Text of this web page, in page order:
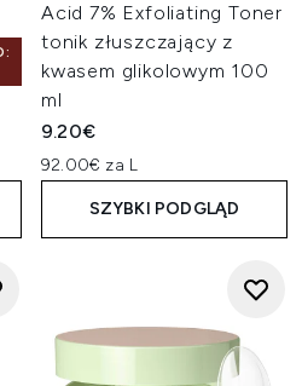
Acid 7% Exfoliating Toner
tonik złuszczający z
kwasem glikolowym 100
ml
9.20€
92.00€ za L
SZYBKI PODGLĄD